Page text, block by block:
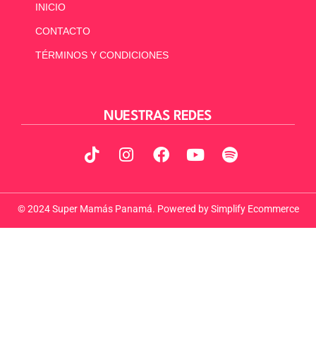
INICIO
CONTACTO
TÉRMINOS Y CONDICIONES
NUESTRAS REDES
© 2024 Super Mamás Panamá. Powered by Simplify Ecommerce